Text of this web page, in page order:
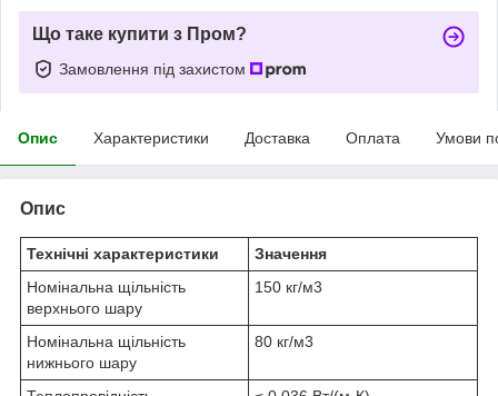
Що таке купити з Пром?
Замовлення під захистом
Опис Характеристики Доставка Оплата Умови
Опис
Технічні характеристики
Значення
Номінальна щільність
верхнього шару
150 кг/м3
Номінальна щільність
нижнього шару
80 кг/м3